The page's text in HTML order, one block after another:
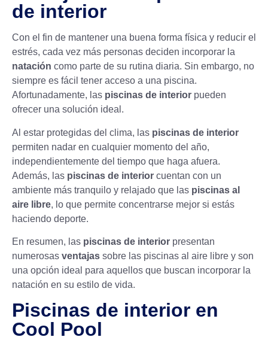
de interior
Con el fin de mantener una buena forma física y reducir el
estrés, cada vez más personas deciden incorporar la
natación como parte de su rutina diaria. Sin embargo, no
siempre es fácil tener acceso a una piscina.
Afortunadamente, las piscinas de interior pueden
ofrecer una solución ideal.
Al estar protegidas del clima, las piscinas de interior
permiten nadar en cualquier momento del año,
independientemente del tiempo que haga afuera.
Además, las piscinas de interior cuentan con un
ambiente más tranquilo y relajado que las piscinas al
aire libre, lo que permite concentrarse mejor si estás
haciendo deporte.
En resumen, las piscinas de interior presentan
numerosas ventajas sobre las piscinas al aire libre y son
una opción ideal para aquellos que buscan incorporar la
natación en su estilo de vida.
Piscinas de interior en
Cool Pool